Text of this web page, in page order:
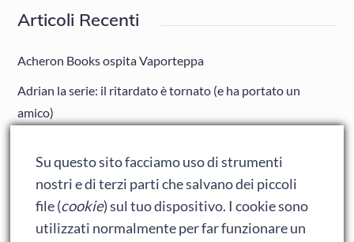
Articoli Recenti
Acheron Books ospita Vaporteppa
Adrian la serie: il ritardato è tornato (e ha portato un
amico)
Ralph spacca Internet: analisi del film
Bumblebee: un buon film dei Transformers
Su questo sito facciamo uso di strumenti
nostri e di terzi parti che salvano dei piccoli
file (cookie) sul tuo dispositivo. I cookie sono
utilizzati normalmente per far funzionare un